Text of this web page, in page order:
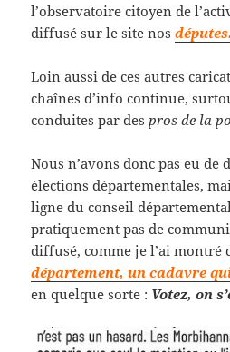
l’observatoire citoyen de
diffusé sur le site nos
Loin aussi de ces autres
chaînes d’info continue,
conduites par despros de la
Nous n’avons donc pas eu de
élections départementales,
ligne du conseil
pratiquement pas de
diffusé, comme je l’ai
département, un cadavre
en quelque sorte : Votez, on